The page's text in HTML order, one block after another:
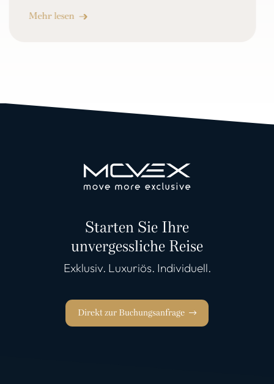
Veranstaltung ein…
Starten Sie Ihre
unvergessliche Reise
Exklusiv. Luxuriös. Individuell.
Direkt zur Buchungsanfrage